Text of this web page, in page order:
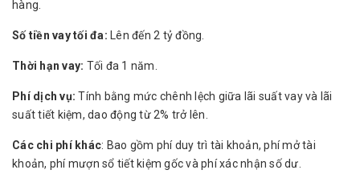
hàng.
Số tiền vay tối đa: Lên đến 2 tỷ đồng.
Thời hạn vay: Tối đa 1 năm.
Phí dịch vụ:Tính bằng mức chênh lệch giữa lãi suất vay và lãi
suất tiết kiệm, dao động từ 2% trở lên.
Các chi phí khác: Bao gồm phí duy trì tài khoản, phí mở tài
khoản, phí mượn sổ tiết kiệm gốc và phí xác nhận số dư.